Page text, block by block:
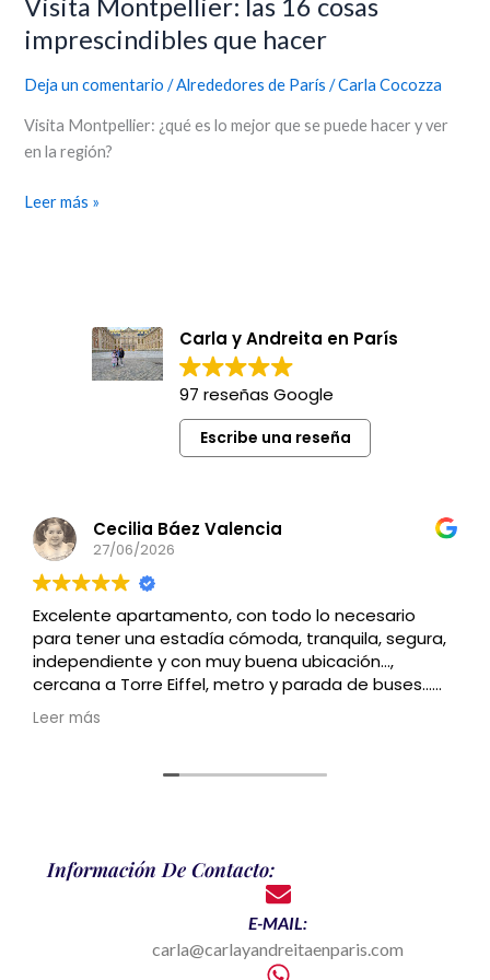
Visita Montpellier: las 16 cosas
imprescindibles que hacer
Deja un comentario /Alrededores de París /Carla Cocozza
Visita Montpellier: ¿qué es lo mejor que se puede hacer y ver
en la región?
Leer más »
Carla y Andreita en París
97 reseñas Google
Escribe una reseña
Cecilia Báez Valencia
27/06/2026
Excelente apartamento, con todo lo necesario
para tener una estadía cómoda, tranquila, segura,
independiente y con muy buena ubicación…,
cercana a Torre Eiffel, metro y parada de buses…
Recomendado
Leer más
Información De Contacto:
E-MAIL:
carla@carlayandreitaenparis.com